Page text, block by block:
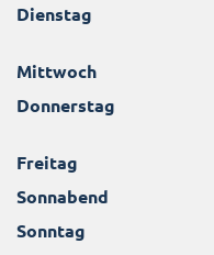
Dienstag
Mittwoch
Donnerstag
Freitag
Sonnabend
Sonntag